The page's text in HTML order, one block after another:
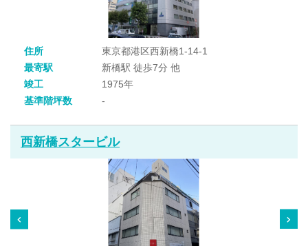
住所
東京都港区西新橋1-14-1
最寄駅
新橋駅 徒歩7分 他
竣工
1975年
基準階坪数
-
西新橋スタービル